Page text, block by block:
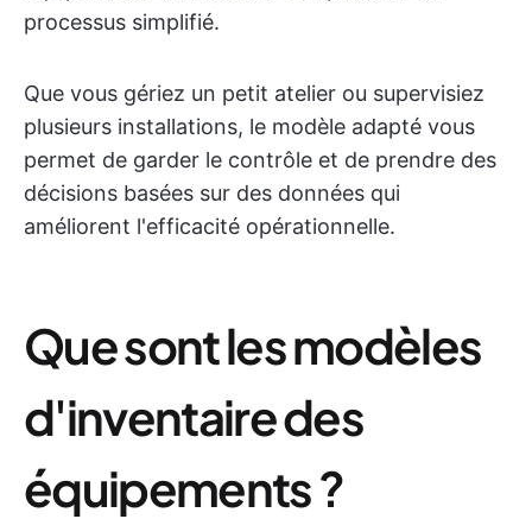
processus simplifié.
Que vous gériez un petit atelier ou supervisiez
plusieurs installations, le modèle adapté vous
permet de garder le contrôle et de prendre des
décisions basées sur des données qui
améliorent l'efficacité opérationnelle.
Que sont les modèles
d'inventaire des
équipements ?